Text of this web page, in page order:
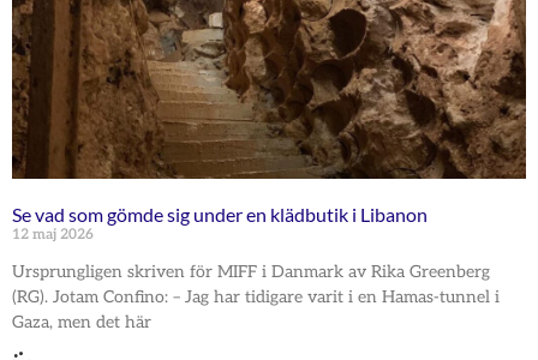
Se vad som gömde sig under en klädbutik i Libanon
12 maj 2026
Ursprungligen skriven för MIFF i Danmark av Rika Greenberg
(RG). Jotam Confino: – Jag har tidigare varit i en Hamas-tunnel i
Gaza, men det här